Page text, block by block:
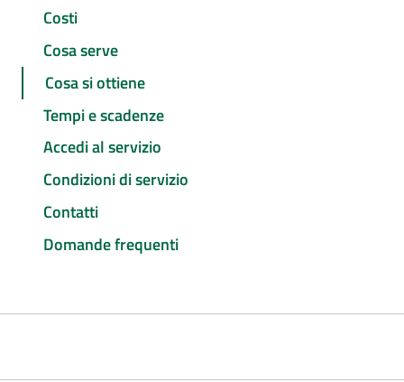
Costi
Cosa serve
Cosa si ottiene
Tempi e scadenze
Accedi al servizio
Condizioni di servizio
Contatti
Domande frequenti